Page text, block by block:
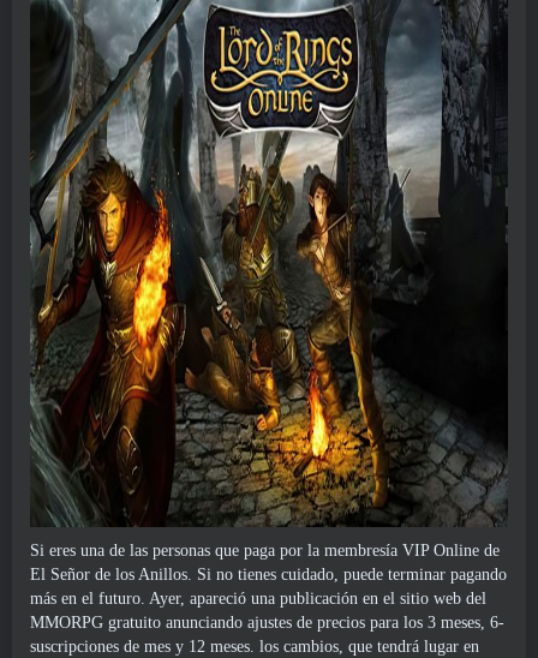
Si eres una de las personas que paga por la membresía VIP Online de
El Señor de los Anillos. Si no tienes cuidado, puede terminar pagando
más en el futuro. Ayer, apareció una publicación en el sitio web del
MMORPG gratuito anunciando ajustes de precios para los 3 meses, 6-
suscripciones de mes y 12 meses. los cambios, que tendrá lugar en